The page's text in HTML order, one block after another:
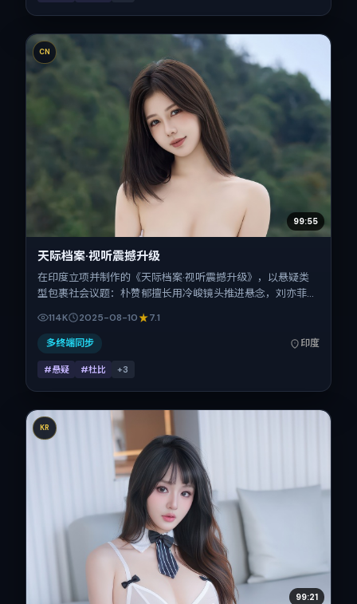
CN
99:55
天际档案·视听震撼升级
在印度立项并制作的《天际档案·视听震撼升级》，以悬疑类
型包裹社会议题：朴赞郁擅长用冷峻镜头推进悬念，刘亦菲、
2025-08-10；片长108分钟；适合关注现实质感与类型片结
构的观众。
114K 2025-08-10 7.1
多终端同步 印度
#悬疑 #杜比 +3
KR
99:21